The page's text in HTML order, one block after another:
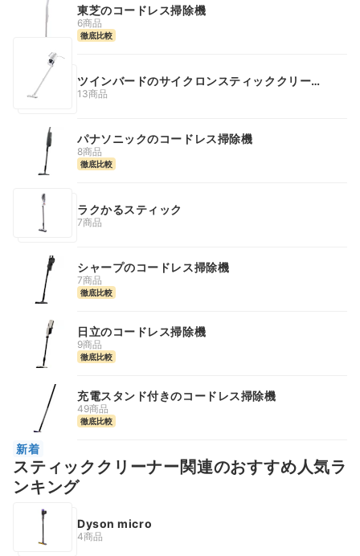
東芝のコードレス掃除機
6商品
徹底比較
ツインバードのサイクロンスティッククリーナ
ー
13商品
パナソニックのコードレス掃除機
8商品
徹底比較
ラクかるスティック
7商品
シャープのコードレス掃除機
7商品
徹底比較
日立のコードレス掃除機
9商品
徹底比較
充電スタンド付きのコードレス掃除機
49商品
徹底比較
新着
スティッククリーナー関連のおすすめ人気ラ
ンキング
Dyson micro
4商品